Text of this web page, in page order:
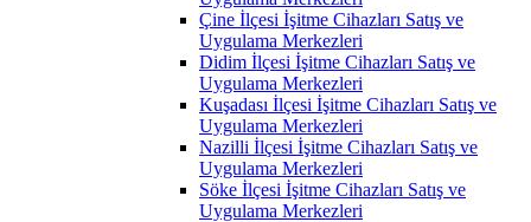
Çine İlçesi İşitme Cihazları Satış ve
Uygulama Merkezleri
Didim İlçesi İşitme Cihazları Satış ve
Uygulama Merkezleri
Kuşadası İlçesi İşitme Cihazları Satış ve
Uygulama Merkezleri
Nazilli İlçesi İşitme Cihazları Satış ve
Uygulama Merkezleri
Söke İlçesi İşitme Cihazları Satış ve
Uygulama Merkezleri